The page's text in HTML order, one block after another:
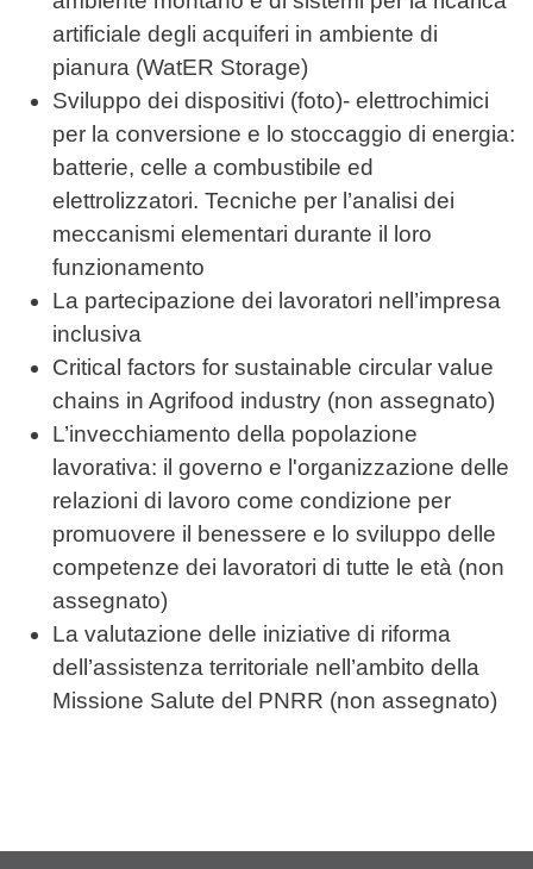
artificiale degli acquiferi in ambiente di
pianura (WatER Storage)
Sviluppo dei dispositivi (foto)- elettrochimici
per la conversione e lo stoccaggio di energia:
batterie, celle a combustibile ed
elettrolizzatori. Tecniche per l’analisi dei
meccanismi elementari durante il loro
funzionamento
La partecipazione dei lavoratori nell’impresa
inclusiva
Critical factors for sustainable circular value
chains in Agrifood industry (non assegnato)
L’invecchiamento della popolazione
lavorativa: il governo e l'organizzazione delle
relazioni di lavoro come condizione per
promuovere il benessere e lo sviluppo delle
competenze dei lavoratori di tutte le età (non
assegnato)
La valutazione delle iniziative di riforma
dell’assistenza territoriale nell’ambito della
Missione Salute del PNRR (non assegnato)